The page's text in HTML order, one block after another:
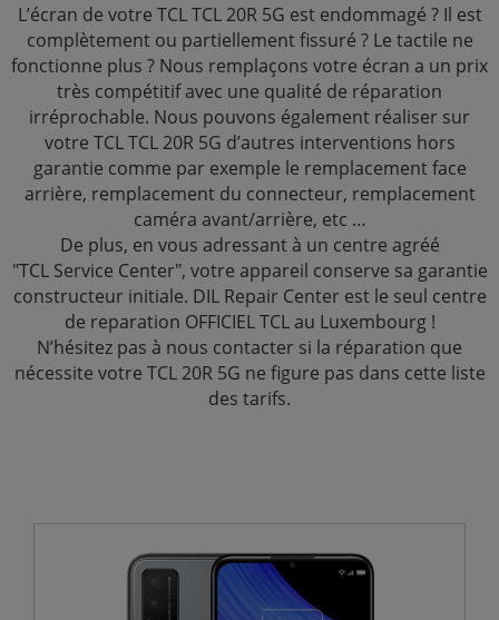
L’écran de votre TCL TCL 20R 5G est endommagé ? Il est
complètement ou partiellement fissuré ? Le tactile ne
fonctionne plus ? Nous remplaçons votre écran a un prix
très compétitif avec une qualité de réparation
irréprochable. Nous pouvons également réaliser sur
votre TCL TCL 20R 5G d’autres interventions hors
garantie comme par exemple le remplacement face
arrière, remplacement du connecteur, remplacement
caméra avant/arrière, etc …
De plus, en vous adressant à un centre agréé
"TCL Service Center", votre appareil conserve sa garantie
constructeur initiale. DIL Repair Center est le seul centre
de reparation OFFICIEL TCL au Luxembourg !
N’hésitez pas à nous contacter si la réparation que
nécessite votre TCL 20R 5G ne figure pas dans cette liste
des tarifs.